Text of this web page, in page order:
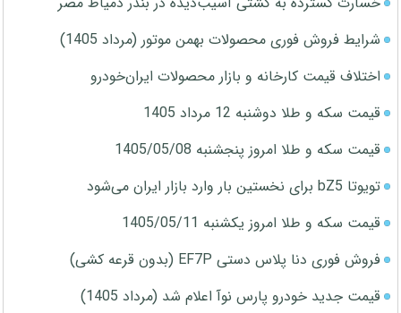
شرایط فروش فوری محصولات بهمن موتور (مرداد 1405)
اختلاف قیمت کارخانه و بازار محصولات ایران‌خودرو
قیمت سکه و طلا دوشنبه 12 مرداد 1405
قیمت سکه و طلا امروز پنجشنبه 1405/05/08
تویوتا bZ5 برای نخستین بار وارد بازار ایران می‌شود
قیمت سکه و طلا امروز یکشنبه 1405/05/11
فروش فوری دنا پلاس دستی EF7P (بدون قرعه کشی)
قیمت جدید خودرو پارس نوآ اعلام شد (مرداد 1405)